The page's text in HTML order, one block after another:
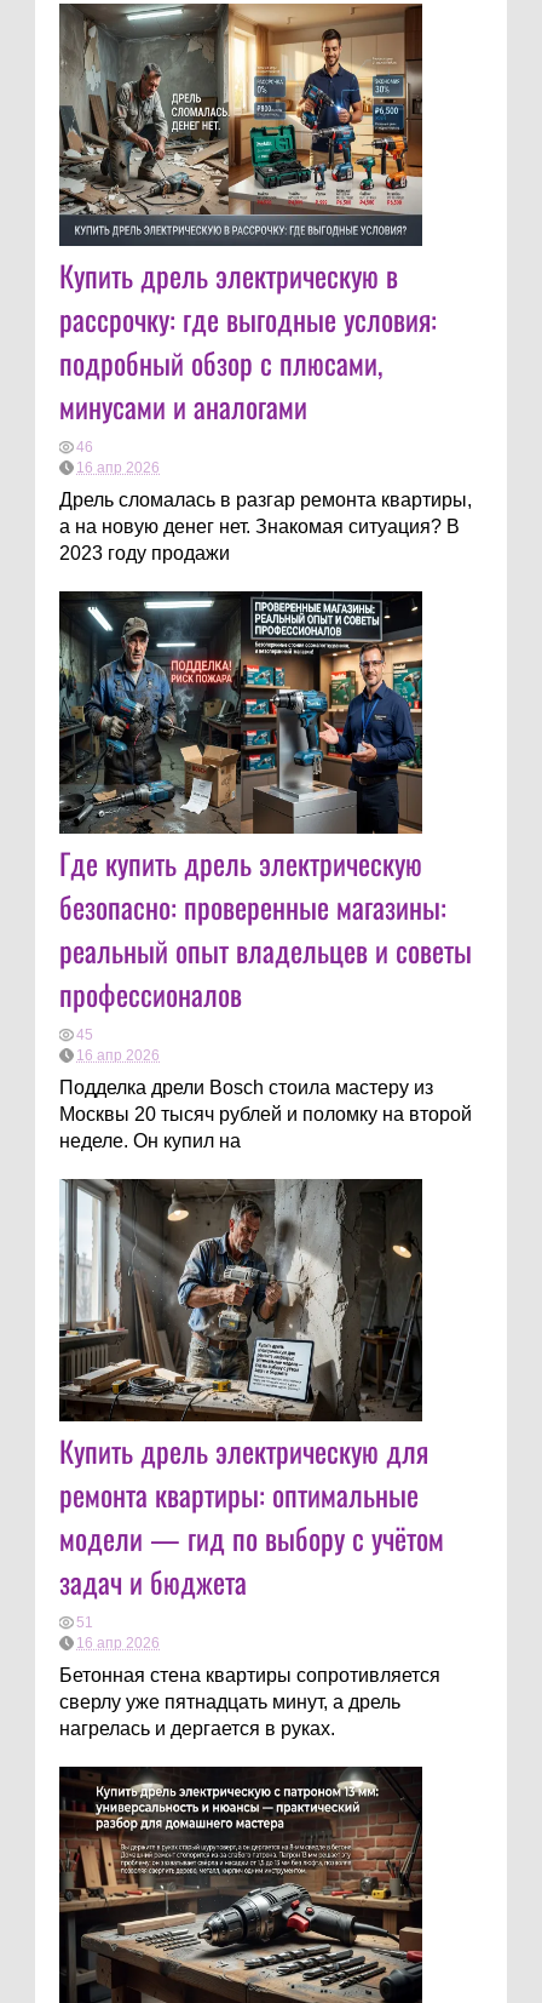
Купить дрель электрическую в
рассрочку: где выгодные условия:
подробный обзор с плюсами,
минусами и аналогами
46
16 апр 2026
Дрель сломалась в разгар ремонта квартиры,
а на новую денег нет. Знакомая ситуация? В
2023 году продажи
Где купить дрель электрическую
безопасно: проверенные магазины:
реальный опыт владельцев и советы
профессионалов
45
16 апр 2026
Подделка дрели Bosch стоила мастеру из
Москвы 20 тысяч рублей и поломку на второй
неделе. Он купил на
Купить дрель электрическую для
ремонта квартиры: оптимальные
модели — гид по выбору с учётом
задач и бюджета
51
16 апр 2026
Бетонная стена квартиры сопротивляется
сверлу уже пятнадцать минут, а дрель
нагрелась и дергается в руках.